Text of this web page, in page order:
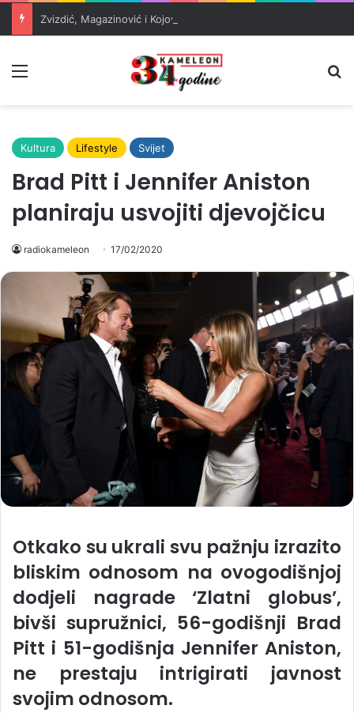
Kultura Lifestyle Svijet
Brad Pitt i Jennifer Aniston
planiraju usvojiti djevojčicu
radiokameleon 17/02/2020
Otkako su ukrali svu pažnju izrazito
bliskim odnosom na ovogodišnjoj
dodjeli nagrade ‘Zlatni globus’,
bivši supružnici, 56-godišnji Brad
Pitt i 51-godišnja Jennifer Aniston,
ne prestaju intrigirati javnost
svojim odnosom.